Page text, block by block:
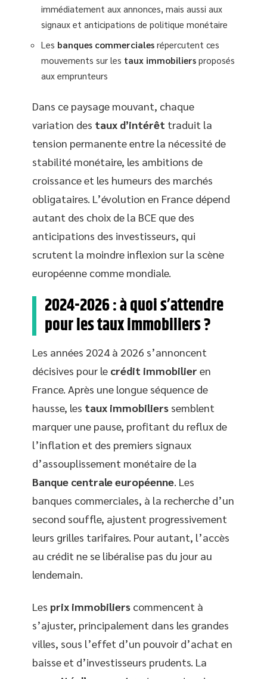
immédiatement aux annonces, mais aussi aux
signaux et anticipations de politique monétaire
Les banques commerciales répercutent ces
mouvements sur les taux immobiliers proposés
aux emprunteurs
Dans ce paysage mouvant, chaque
variation des taux d’intérêt traduit la
tension permanente entre la nécessité de
stabilité monétaire, les ambitions de
croissance et les humeurs des marchés
obligataires. L’évolution en France dépend
autant des choix de la BCE que des
anticipations des investisseurs, qui
scrutent la moindre inflexion sur la scène
européenne comme mondiale.
2024-2026 : à quoi s’attendre
pour les taux immobiliers ?
Les années 2024 à 2026 s’annoncent
décisives pour le crédit immobilier en
France. Après une longue séquence de
hausse, les taux immobiliers semblent
marquer une pause, profitant du reflux de
l’inflation et des premiers signaux
d’assouplissement monétaire de la
Banque centrale européenne. Les
banques commerciales, à la recherche d’un
second souffle, ajustent progressivement
leurs grilles tarifaires. Pour autant, l’accès
au crédit ne se libéralise pas du jour au
lendemain.
Les prix immobiliers commencent à
s’ajuster, principalement dans les grandes
villes, sous l’effet d’un pouvoir d’achat en
baisse et d’investisseurs prudents. La